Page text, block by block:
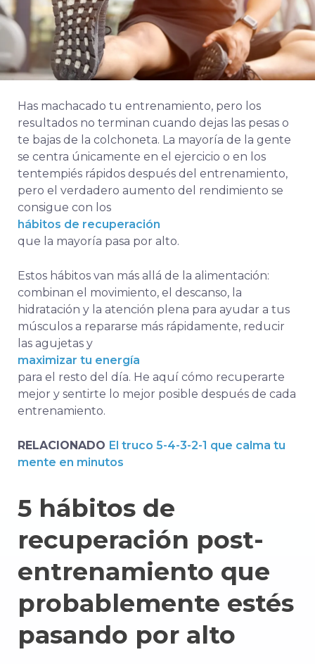
Has machacado tu entrenamiento, pero los
resultados no terminan cuando dejas las pesas o
te bajas de la colchoneta. La mayoría de la gente
se centra únicamente en el ejercicio o en los
tentempiés rápidos después del entrenamiento,
pero el verdadero aumento del rendimiento se
consigue con los
hábitos de recuperación
que la mayoría pasa por alto.
Estos hábitos van más allá de la alimentación:
combinan el movimiento, el descanso, la
hidratación y la atención plena para ayudar a tus
músculos a repararse más rápidamente, reducir
las agujetas y
maximizar tu energía
para el resto del día. He aquí cómo recuperarte
mejor y sentirte lo mejor posible después de cada
entrenamiento.
RELACIONADO El truco 5-4-3-2-1 que calma tu
mente en minutos
5 hábitos de
recuperación post-
entrenamiento que
probablemente estés
pasando por alto